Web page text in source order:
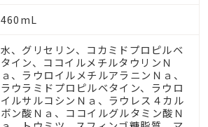
460mL
水、グリセリン、コカミドプロピルベ
タイン、ココイルメチルタウリンＮ
ａ、ラウロイルメチルアラニンＮａ、
ラウラミドプロピルベタイン、ラウロ
イルサルコシンＮａ、ラウレス４カル
ボン酸Ｎａ、ココイルグルタミン酸Ｎ